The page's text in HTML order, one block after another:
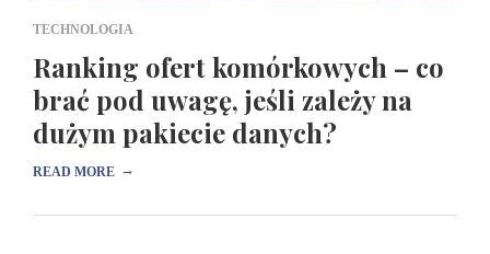
TECHNOLOGIA
Ranking ofert komórkowych – co
brać pod uwagę, jeśli zależy na
dużym pakiecie danych?
READ MORE →